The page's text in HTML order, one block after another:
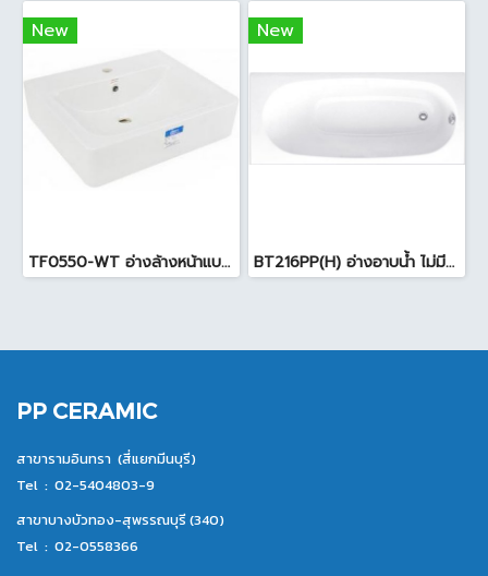
New
TF0550-WT อ่างล้างหน้าแบบแขวน 55 cm สีขาว
New
BT216PP(H) อ่างอาบน้ำ ไม่มีมือจับพร้อมสะดือ ( 70x1.60x.39 cm ) สีขาว
PP CERAMIC
สาขารามอินทรา (สี่แยกมีนบุรี)
Tel : 02-5404803-9
สาขาบางบัวทอง-สุพรรณบุรี (340)
Tel : 02-0558366